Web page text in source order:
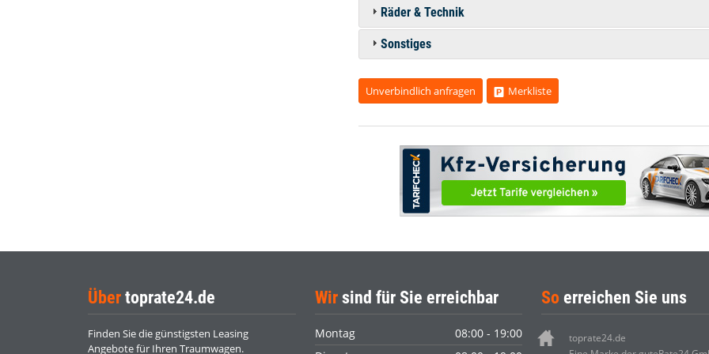
Räder & Technik
Sonstiges
Unverbindlich anfragen Merkliste
Über toprate24.de
Finden Sie die günstigsten Leasing
Angebote für Ihren Traumwagen.
Wirsind für Sie erreichbar
Montag
08:00 - 19:00
So erreichen Sie uns
toprate24.de